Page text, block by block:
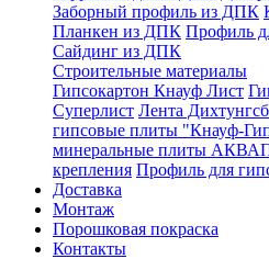
Заборный профиль из ДПК
Планкен из ДПК Профиль
Сайдинг из ДПК
Строительные материалы
Гипсокартон Кнауф Лист
Суперлист Лента
гипсовые плиты "Кнауф-
минеральные плиты
крепления Профиль для
Доставка
Монтаж
Порошковая покраска
Контакты